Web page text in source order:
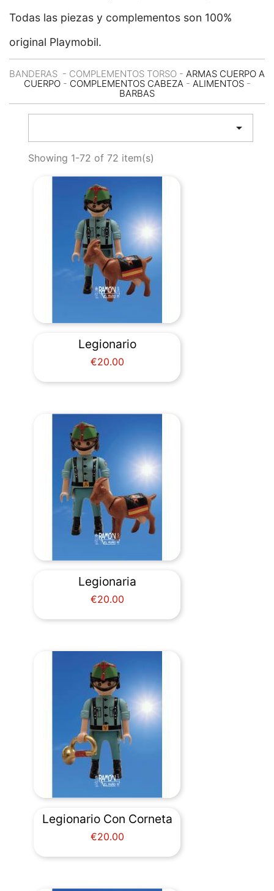
Todas las piezas y complementos son 100%
original Playmobil.
BANDERAS - COMPLEMENTOS TORSO - ARMAS CUERPO A
CUERPO- COMPLEMENTOS CABEZA- ALIMENTOS-
BARBAS

Showing 1-72 of 72 item(s)
Legionario
Price
€20.00
Legionaria
Price
€20.00
Legionario Con Corneta
Price
€20.00